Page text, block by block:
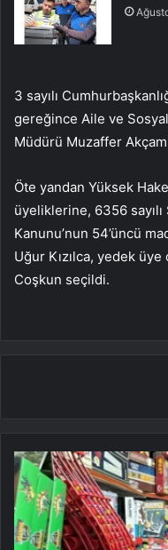
3 sayılı
gereğince Aile ve
Müdürü Muzaffer Akçam
Öte yandan Yüksek
üyeliklerine, 6356
Kanunu’nun 54’üncü
Uğur Kızılca, yedek
Coşkun seçildi.